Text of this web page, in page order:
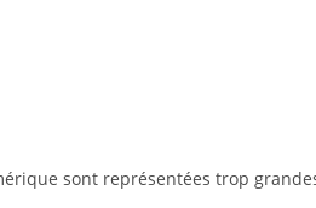
sont représentées trop